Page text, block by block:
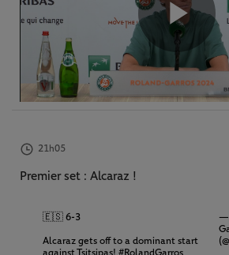
21h05
Premier set : Alcaraz !
🇪🇸 6-3
Alcaraz gets off to a dominant start
—